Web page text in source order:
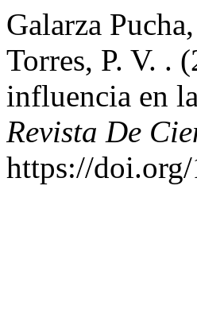
Galarza
Torres, P. V. .
influencia en
Revista De
https://